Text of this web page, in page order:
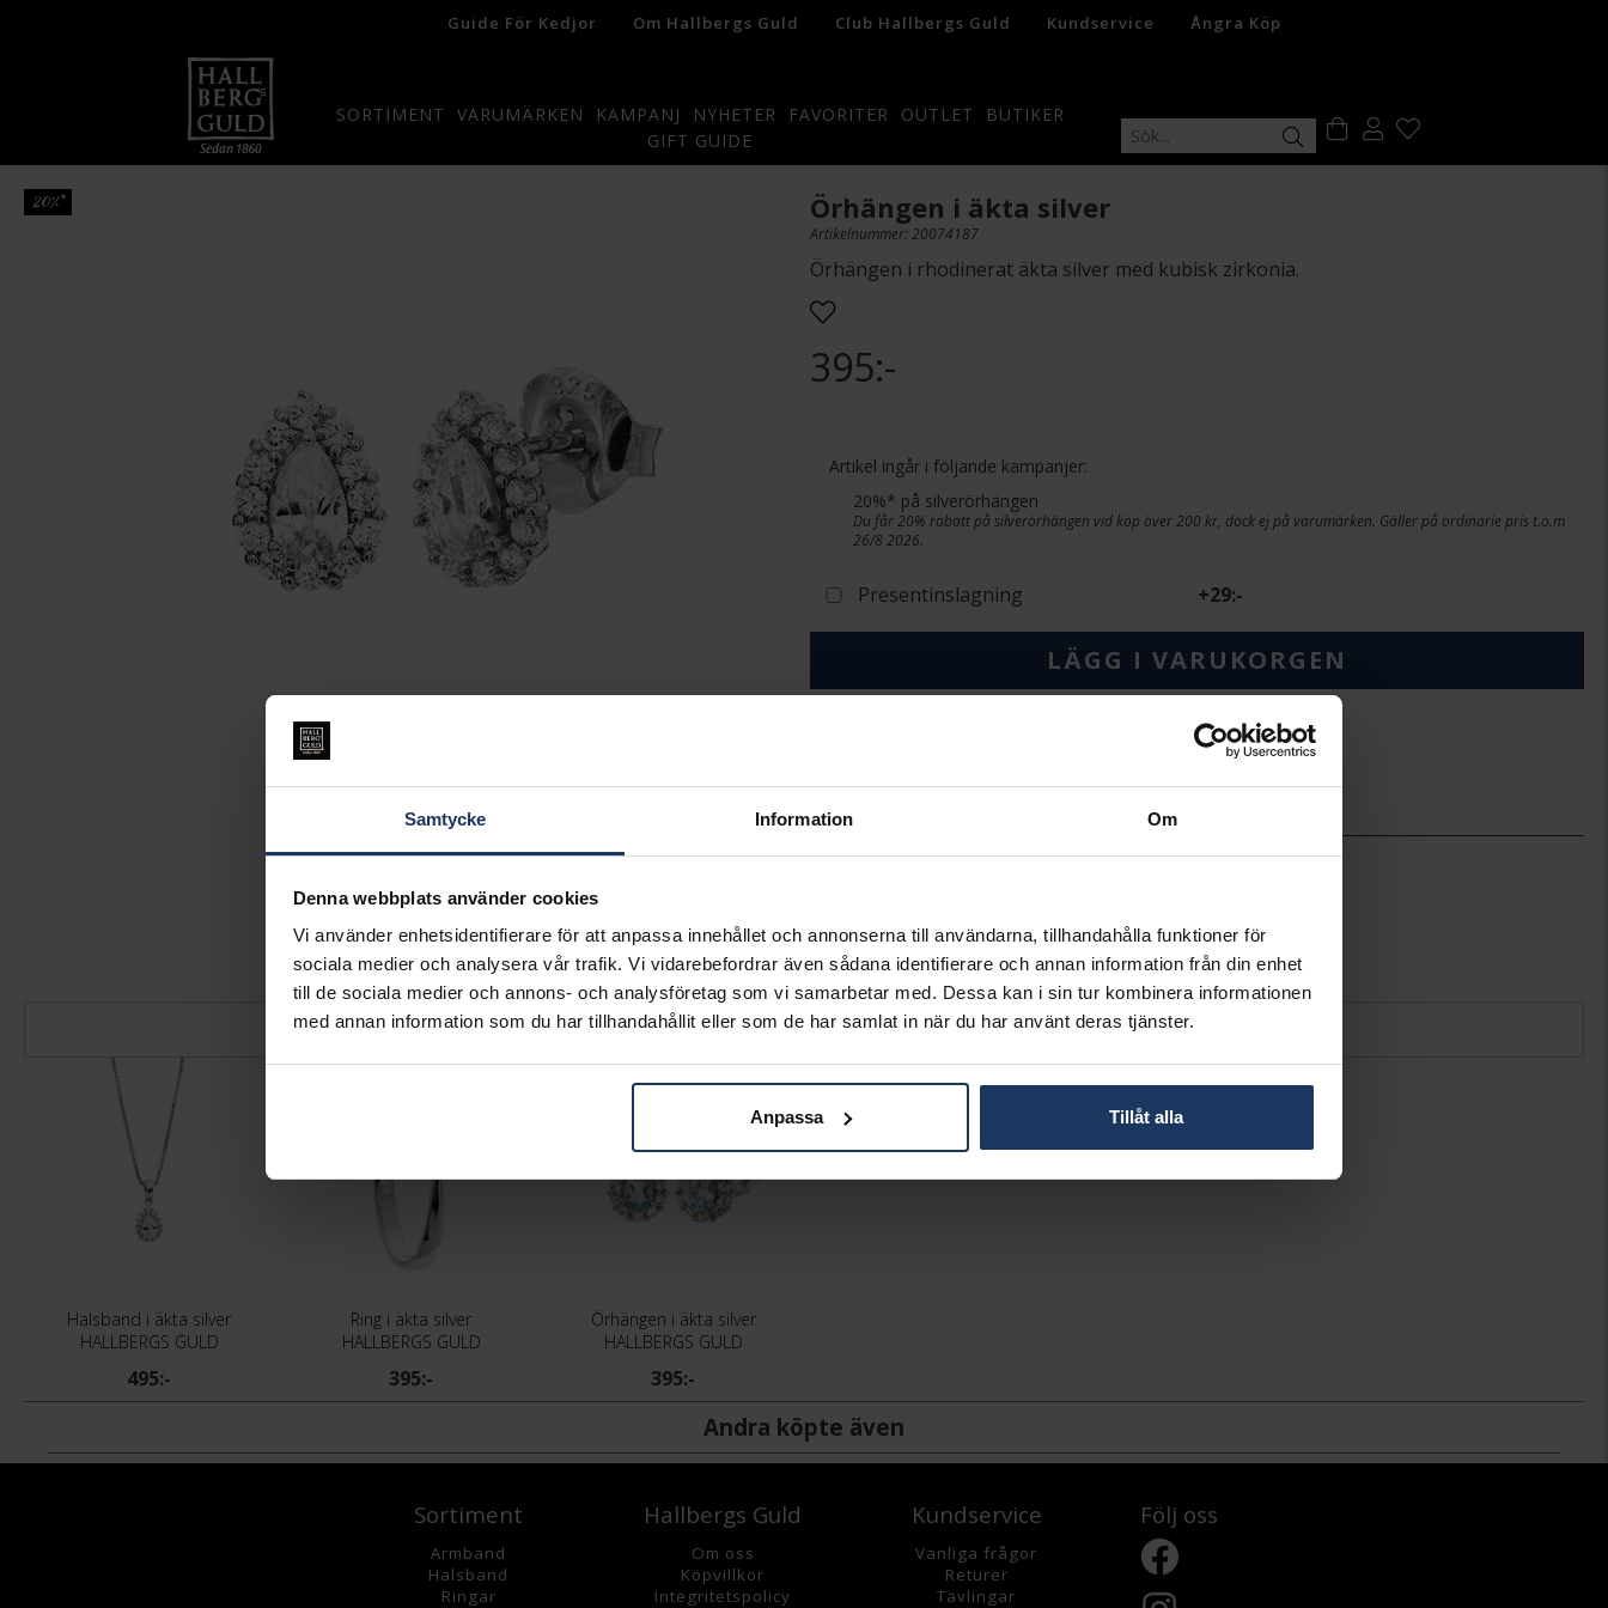
Samtycke Information Om
Denna webbplats använder cookies
Vi använder enhetsidentifierare för att anpassa innehållet och annonserna till användarna, tillhandahålla funktioner för
sociala medier och analysera vår trafik. Vi vidarebefordrar även sådana identifierare och annan information från din enhet
till de sociala medier och annons- och analysföretag som vi samarbetar med. Dessa kan i sin tur kombinera informationen
med annan information som du har tillhandahållit eller som de har samlat in när du har använt deras tjänster.
Anpassa Tillåt alla
Guide För Kedjor Om Hallbergs Guld Club Hallbergs Guld Kundservice Ångra Köp
SORTIMENT VARUMÄRKEN KAMPANJ NYHETER FAVORITER OUTLET
BUTIKER
GIFT GUIDE
20%* Örhängen i äkta silver
Artikelnummer: 20074187
Örhängen i rhodinerat äkta silver med kubisk zirkonia.
395:-
Artikel ingår i följande kampanjer:
20%* på silverörhängen
Du får 20% rabatt på silverörhängen vid köp över 200 kr, dock ej på varumärken. Gäller på ordinarie pris t.o.m
26/8 2026.
Presentinslagning +29:-
LÄGG I VARUKORGEN
INFO
BREDD CA (MM)
1,0-6,0
MATERIAL
Silver,Rhodinerat
STEN/PÄRLA
Kubisk Zirkonia,No
Matchande produkter och andra varianter
Halsband i äkta silver
HALLBERGS GULD
495:-
Ring i äkta silver
HALLBERGS GULD
395:-
20%*
Örhängen i äkta silver
HALLBERGS GULD
395:-
Andra köpte även
Sortiment
Armband
Halsband
Ringar
Hallbergs Guld
Om oss
Köpvillkor
Integritetspolicy
Kundservice
Vanliga frågor
Returer
Tävlingar
Följ oss